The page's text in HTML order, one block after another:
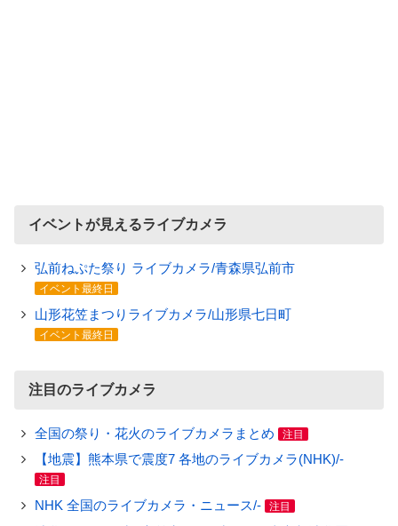
イベントが見えるライブカメラ
弘前ねぷた祭り ライブカメラ/青森県弘前市
イベント最終日
山形花笠まつりライブカメラ/山形県七日町
イベント最終日
注目のライブカメラ
全国の祭り・花火のライブカメラまとめ 注目
【地震】熊本県で震度7 各地のライブカメラ(NHK)/-
注目
NHK 全国のライブカメラ・ニュース/- 注目